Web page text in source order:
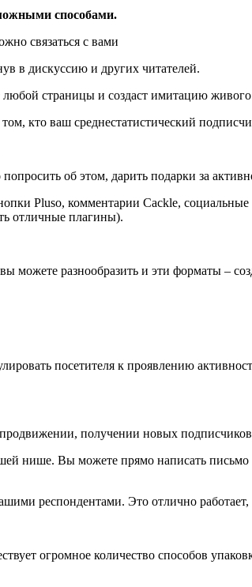
способами.
связаться с вами
в дискуссию и других читателей.
страницы и создаст имитацию
кто ваш среднестатистический
об этом, дарить подарки за
Pluso, комментарии Cackle,
отличные плагины).
можете разнообразить и эти форматы –
посетителя к проявлению
получении новых
нише. Вы можете прямо написать
респондентами. Это отлично работает,
огромное количество способов